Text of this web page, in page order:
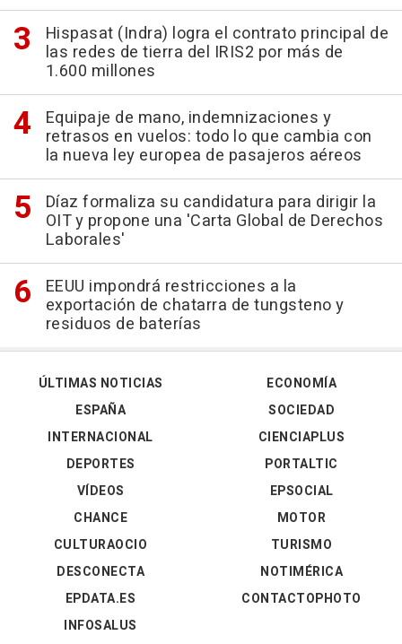
Hispasat (Indra) logra el contrato principal de
las redes de tierra del IRIS2 por más de
1.600 millones
Equipaje de mano, indemnizaciones y
retrasos en vuelos: todo lo que cambia con
la nueva ley europea de pasajeros aéreos
Díaz formaliza su candidatura para dirigir la
OIT y propone una 'Carta Global de Derechos
Laborales'
EEUU impondrá restricciones a la
exportación de chatarra de tungsteno y
residuos de baterías
ÚLTIMAS NOTICIAS
ESPAÑA
INTERNACIONAL
DEPORTES
VÍDEOS
ECONOMÍA
SOCIEDAD
CIENCIAPLUS
PORTALTIC
EPSOCIAL
CHANCE
CULTURAOCIO
DESCONECTA
EPDATA.ES
INFOSALUS
MOTOR
TURISMO
NOTIMÉRICA
CONTACTOPHOTO